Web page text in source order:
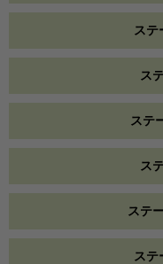
ステ
ス
ステ
ス
ステ
ステ